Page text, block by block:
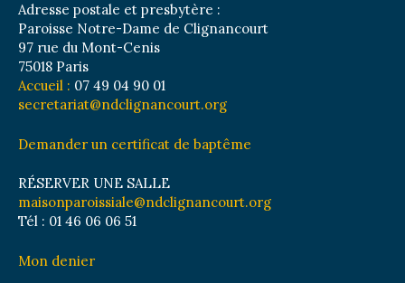
Adresse postale et presbytère :
Paroisse Notre-Dame de Clignancourt
97 rue du Mont-Cenis
75018 Paris
Accueil : 07 49 04 90 01
secretariat@ndclignancourt.org
Demander un certificat de baptême
RÉSERVER UNE SALLE
maisonparoissiale@ndclignancourt.org
Tél : 01 46 06 06 51
Mon denier